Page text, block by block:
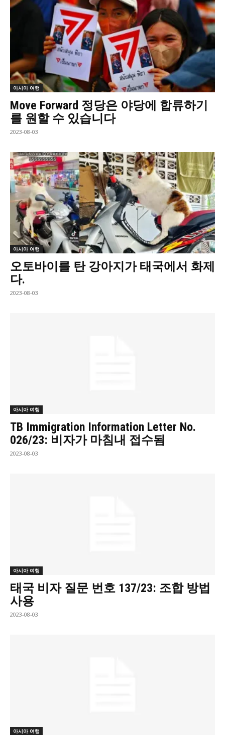
아시아 여행
Move Forward 정당은 야당에 합류하기
를 원할 수 있습니다
2023-08-03
아시아 여행
오토바이를 탄 강아지가 태국에서 화제
다.
2023-08-03
아시아 여행
TB Immigration Information Letter No.
026/23: 비자가 마침내 접수됨
2023-08-03
아시아 여행
태국 비자 질문 번호 137/23: 조합 방법
사용
2023-08-03
아시아 여행